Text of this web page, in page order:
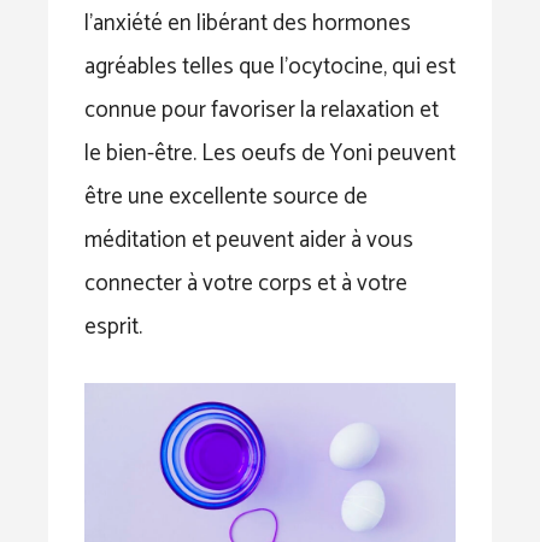
l’anxiété en libérant des hormones
agréables telles que l’ocytocine, qui est
connue pour favoriser la relaxation et
le bien-être. Les oeufs de Yoni peuvent
être une excellente source de
méditation et peuvent aider à vous
connecter à votre corps et à votre
esprit.